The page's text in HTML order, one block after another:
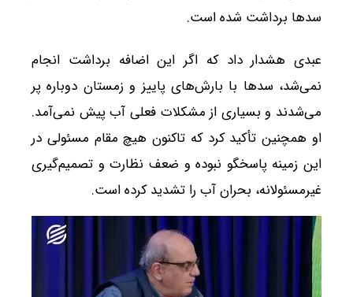
سدها برداشت شده است.
عبدی هشدار داد که اگر این اضافه برداشت انجام
نمی‌شد، سدها با بارش‌های پاییز و زمستان دوباره پر
می‌شدند و بسیاری از مشکلات فعلی آب پیش نمی‌آمد.
او همچنین تأکید کرد که تاکنون هیچ مقام مسئولی در
این زمینه پاسخگو نبوده و ضعف نظارت و تصمیم‌گیری
غیرمسئولانه، بحران آب را تشدید کرده است.